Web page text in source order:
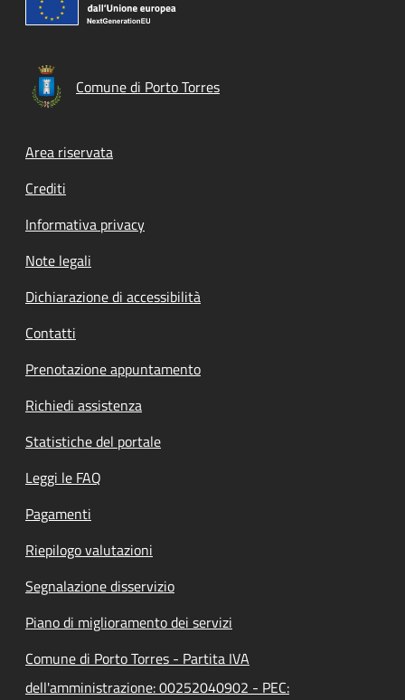
Comune di Porto Torres
Footer menu
Area riservata
Crediti
Informativa privacy
Note legali
Dichiarazione di accessibilità
Contatti
Prenotazione appuntamento
Richiedi assistenza
Statistiche del portale
Leggi le FAQ
Pagamenti
Riepilogo valutazioni
Segnalazione disservizio
Piano di miglioramento dei servizi
Comune di Porto Torres - Partita IVA
dell'amministrazione: 00252040902 - PEC: